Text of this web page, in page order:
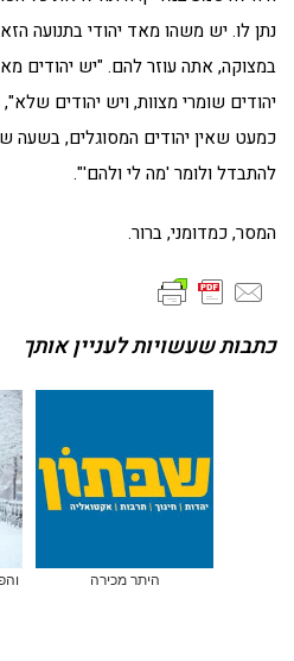
נתן לו. יש משהו מאד יהודי בתנועה
במצוקה, אתה עוזר להם. "יש יהודים
יהודים שומרי מצוות, ויש יהודים
כמעט שאין יהודים המסוגלים, בשעה
להתבדל ולומר 'מה לי ולהם'".
המסר, כמדומני, ברור.
כתבות שעשויות לעניין אותך
היתר מכירה